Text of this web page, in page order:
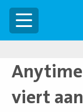
Menu
Anytime
viert